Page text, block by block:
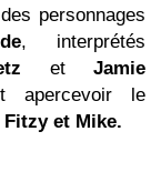
personnages
, interprétés
etJamie
apercevoir le
et Mike.